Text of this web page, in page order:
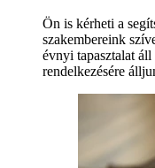
Ön is kérheti a
szakembereink
évnyi tapasztalat
rendelkezésére